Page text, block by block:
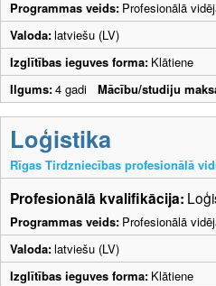
Programmas veids: Profesionālā
Valoda:latviešu (LV)
Izglītības ieguves forma: Klātiene
Ilgums:4 gadi Mācību/studiju
Loģistika
Rīgas Tirdzniecības profesionālā
Profesionālā kvalifikācija:
Programmas veids: Profesionālā
Valoda:latviešu (LV)
Izglītības ieguves forma: Klātiene